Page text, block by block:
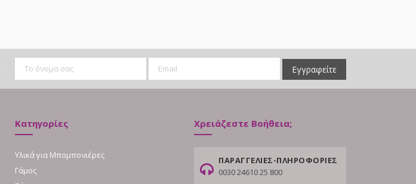
Εγγραφείτε
Κατηγορίες
Υλικά για Μπομπονιέρες
Γάμος
Χρειάζεστε Βοήθεια;
ΠΑΡΑΓΓΕΛΙΕΣ-ΠΛΗΡΟΦΟΡΙΕΣ
0030 24610 25 800